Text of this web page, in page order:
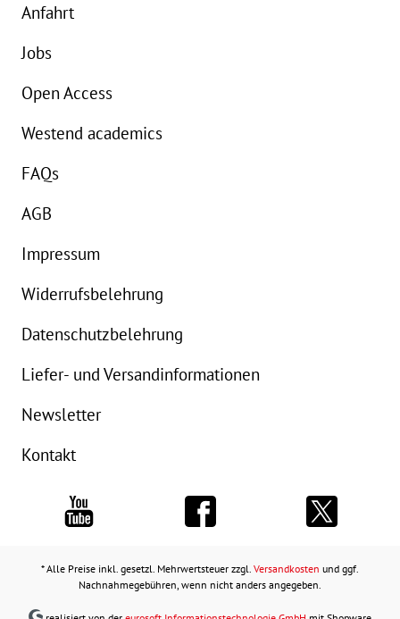
Anfahrt
Jobs
Open Access
Westend academics
FAQs
AGB
Impressum
Widerrufsbelehrung
Datenschutzbelehrung
Liefer- und Versandinformationen
Newsletter
Kontakt
* Alle Preise inkl. gesetzl. Mehrwertsteuer zzgl. Versandkosten und ggf.
Nachnahmegebühren, wenn nicht anders angegeben.